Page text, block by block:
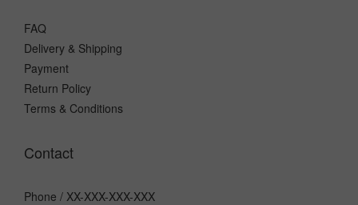
FAQ
Delivery & Shipping
Payment
Return Policy
Terms & Conditions
Contact
Phone / XX-XXX-XXX-XXX